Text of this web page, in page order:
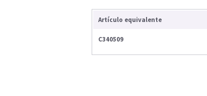
Artículo equivalente
C340509